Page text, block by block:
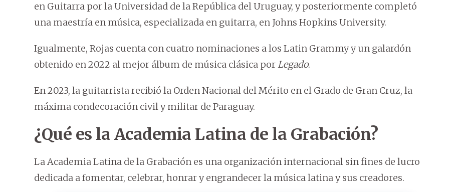
en Guitarra por la Universidad de la República del Uruguay, y posteriormente completó
una maestría en música, especializada en guitarra, en Johns Hopkins University.
Igualmente, Rojas cuenta con cuatro nominaciones a los Latin Grammy y un galardón
obtenido en 2022 al mejor álbum de música clásica porLegado.
En 2023, la guitarrista recibió la Orden Nacional del Mérito en el Grado de Gran Cruz, la
máxima condecoración civil y militar de Paraguay.
¿Qué es la Academia Latina de la Grabación?
La Academia Latina de la Grabación es una organización internacional sin fines de lucro
dedicada a fomentar, celebrar, honrar y engrandecer la música latina y sus creadores.